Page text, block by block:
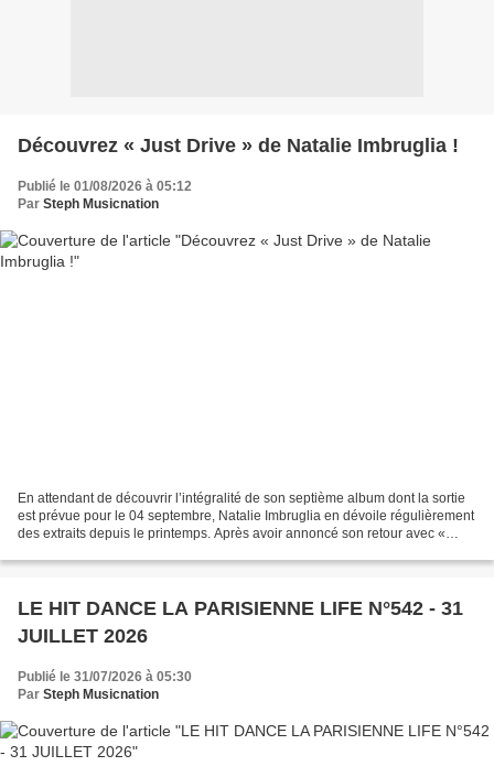
Découvrez « Just Drive » de Natalie Imbruglia !
Publié le 01/08/2026 à 05:12
Par Steph Musicnation
En attendant de découvrir l’intégralité de son septième album dont la sortie
est prévue pour le 04 septembre, Natalie Imbruglia en dévoile régulièrement
des extraits depuis le printemps. Après avoir annoncé son retour avec «
LE HIT DANCE LA PARISIENNE LIFE N°542 - 31
JUILLET 2026
Publié le 31/07/2026 à 05:30
Par Steph Musicnation